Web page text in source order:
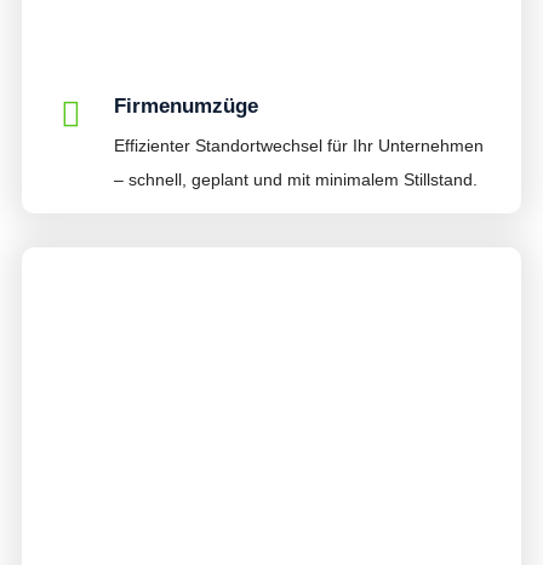
Firmenumzüge
Effizienter Standortwechsel für Ihr Unternehmen
– schnell, geplant und mit minimalem Stillstand.